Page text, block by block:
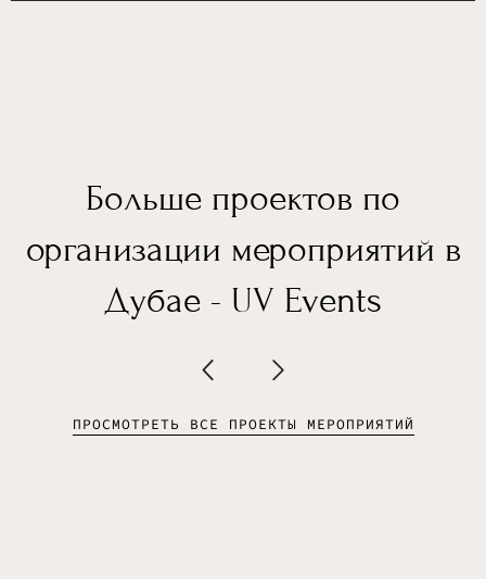
Больше проектов по
организации мероприятий в
Дубае - UV Events
ПРОСМОТРЕТЬ ВСЕ ПРОЕКТЫ МЕРОПРИЯТИЙ